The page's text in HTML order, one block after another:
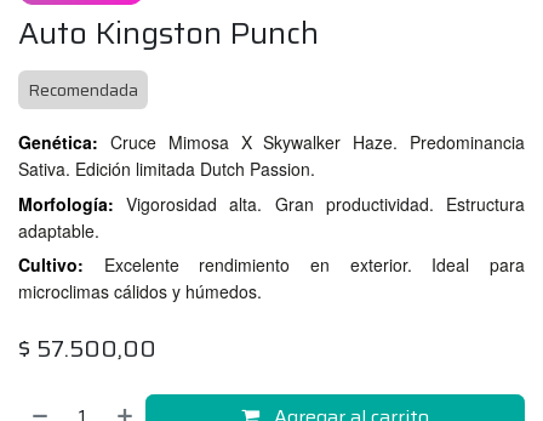
Auto Kingston Punch
Recomendada
Genética: Cruce Mimosa X Skywalker Haze. Predominancia
Sativa. Edición limitada Dutch Passion.
Morfología: Vigorosidad alta. Gran productividad. Estructura
adaptable.
Cultivo:
Excelente rendimiento en exterior. Ideal para
microclimas cálidos y húmedos.
$ 57.500,00